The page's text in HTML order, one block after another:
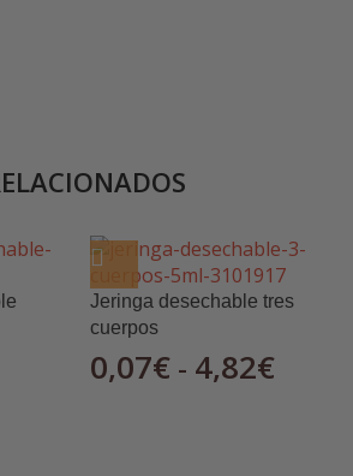
Jeringa desechable tres
cuerpos
0,07€ - 4,82€